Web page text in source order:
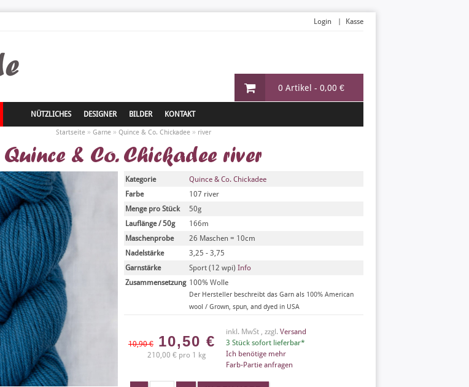
0 Artikel - 0,00 €
Login Kasse
NÜTZLICHES DESIGNER BILDER KONTAKT
Startseite» Garne» Quince & Co. Chickadee» river
Quince & Co. Chickadee river
Kategorie
Quince & Co. Chickadee
Farbe
107 river
Menge pro Stück
50g
Lauflänge / 50g
166m
Maschenprobe
26 Maschen = 10cm
Nadelstärke
3,25 - 3,75
Garnstärke
Sport (12 wpi) Info
Zusammensetzung 100% Wolle
Der Hersteller beschreibt das Garn als 100% American
wool / Grown, spun, and dyed in USA
10,90 € 10,50 €
210,00 € pro 1 kg
inkl. MwSt , zzgl. Versand
3 Stück sofort lieferbar*
Ich benötige mehr
Farb-Partie anfragen